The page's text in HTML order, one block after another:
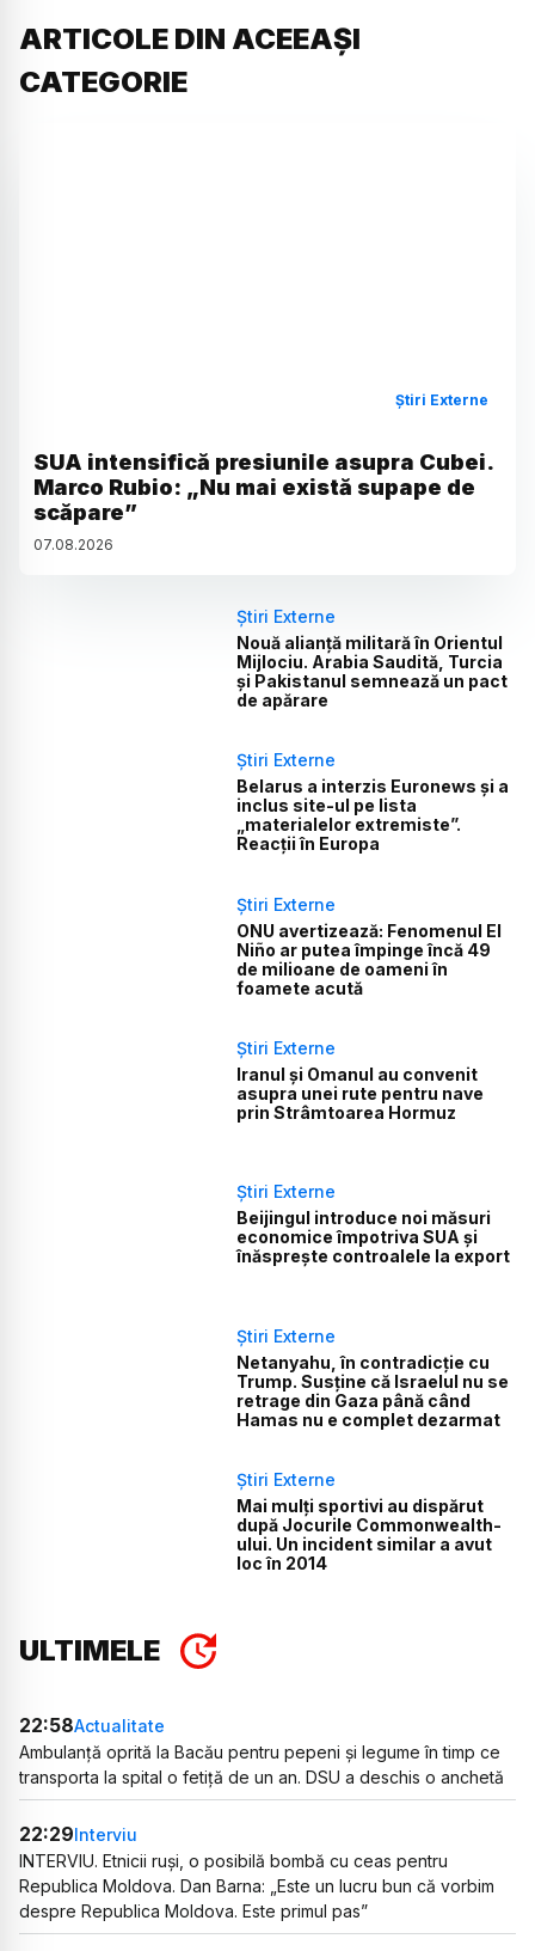
ARTICOLE DIN ACEEAȘI
CATEGORIE
Știri Externe
SUA intensifică presiunile asupra Cubei.
Marco Rubio: „Nu mai există supape de
scăpare”
07.08.2026
Știri Externe
Nouă alianță militară în Orientul
Mijlociu. Arabia Saudită, Turcia
și Pakistanul semnează un pact
de apărare
Știri Externe
Belarus a interzis Euronews și a
inclus site-ul pe lista
„materialelor extremiste”.
Reacții în Europa
Știri Externe
ONU avertizează: Fenomenul El
Niño ar putea împinge încă 49
de milioane de oameni în
foamete acută
Știri Externe
Iranul și Omanul au convenit
asupra unei rute pentru nave
prin Strâmtoarea Hormuz
Știri Externe
Beijingul introduce noi măsuri
economice împotriva SUA și
înăsprește controalele la export
Știri Externe
Netanyahu, în contradicție cu
Trump. Susține că Israelul nu se
retrage din Gaza până când
Hamas nu e complet dezarmat
Știri Externe
Mai mulți sportivi au dispărut
după Jocurile Commonwealth-
ului. Un incident similar a avut
loc în 2014
ULTIMELE
22:58Actualitate
Ambulanță oprită la Bacău pentru pepeni și legume în timp ce
transporta la spital o fetiță de un an. DSU a deschis o anchetă
22:29Interviu
INTERVIU. Etnicii ruși, o posibilă bombă cu ceas pentru
Republica Moldova. Dan Barna: „Este un lucru bun că vorbim
despre Republica Moldova. Este primul pas”